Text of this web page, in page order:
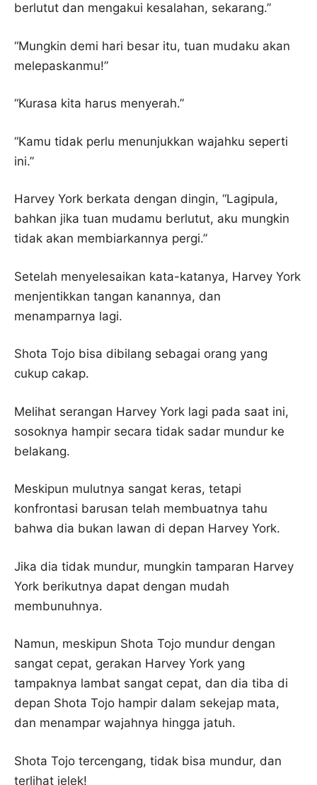
berlutut dan mengakui kesalahan, sekarang.”
“Mungkin demi hari besar itu, tuan mudaku akan
melepaskanmu!”
“Kurasa kita harus menyerah.”
“Kamu tidak perlu menunjukkan wajahku seperti
ini.”
Harvey York berkata dengan dingin, “Lagipula,
bahkan jika tuan mudamu berlutut, aku mungkin
tidak akan membiarkannya pergi.”
Setelah menyelesaikan kata-katanya, Harvey York
menjentikkan tangan kanannya, dan
menamparnya lagi.
Shota Tojo bisa dibilang sebagai orang yang
cukup cakap.
Melihat serangan Harvey York lagi pada saat ini,
sosoknya hampir secara tidak sadar mundur ke
belakang.
Meskipun mulutnya sangat keras, tetapi
konfrontasi barusan telah membuatnya tahu
bahwa dia bukan lawan di depan Harvey York.
Jika dia tidak mundur, mungkin tamparan Harvey
York berikutnya dapat dengan mudah
membunuhnya.
Namun, meskipun Shota Tojo mundur dengan
sangat cepat, gerakan Harvey York yang
tampaknya lambat sangat cepat, dan dia tiba di
depan Shota Tojo hampir dalam sekejap mata,
dan menampar wajahnya hingga jatuh.
Shota Tojo tercengang, tidak bisa mundur, dan
terlihat jelek!